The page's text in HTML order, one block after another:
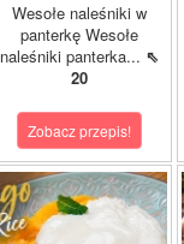
Wesołe naleśniki w
panterkę Wesołe
naleśniki panterka... ⇖
20
Zobacz przepis!